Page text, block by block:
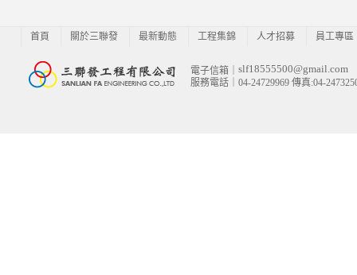
首頁 關於三聯發 最新動態 工程集錦 人才招募 員工專區
服務電話｜04-24729969 傳真:04-
電子信箱｜ slf18555500@gmail.com